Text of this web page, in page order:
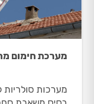
מערכת חימום
מערכות סולריות